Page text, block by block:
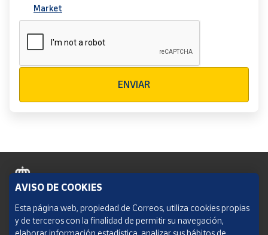
Market
ENVIAR
Política de cookies
Aviso legal
AVISO DE COOKIES
Esta página web, propiedad de Correos, utiliza cookies propias
y de terceros con la finalidad de permitir su navegación,
elaborar información estadística, analizar sus hábitos de